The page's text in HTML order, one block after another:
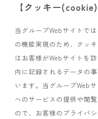
【クッキー
当グループWebサイトで
の機能実現のため、クッ
はお客様がWebサイトを
内に記録されるデータの
います。当グループWeb
へのサービスの提供や閲
ので、お客様のプライバ